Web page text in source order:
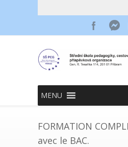
MENU
FORMATION
avec le BAC.